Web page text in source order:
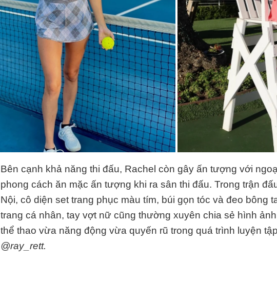
Bên cạnh khả năng thi đấu, Rachel còn gây ấn tượng với
phong cách ăn mặc ấn tượng khi ra sân thi đấu. Trong trận
Nội, cô diện set trang phục màu tím, búi gọn tóc và đeo bông
trang cá nhân, tay vợt nữ cũng thường xuyên chia sẻ hình
thể thao vừa năng động vừa quyến rũ trong quá trình luyện
@ray_rett.